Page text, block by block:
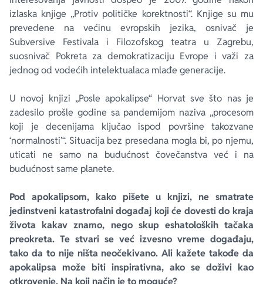
izlaska knjige „Protiv političke korektnosti“. Knjige su mu
prevedene na većinu evropskih jezika, osnivač je
Subversive Festivala i Filozofskog teatra u Zagrebu,
suosnivač Pokreta za demokratizaciju Evrope i važi za
jednog od vodećih intelektualaca mlađe generacije.
U novoj knjizi „Posle apokalipse“ Horvat sve što nas je
zadesilo prošle godine sa pandemijom naziva „procesom
koji je decenijama ključao ispod površine takozvane
‘normalnosti’“. Situacija bez presedana mogla bi, po njemu,
uticati ne samo na budućnost čovečanstva već i na
budućnost same planete.
Pod apokalipsom, kako pišete u knjizi, ne smatrate
jedinstveni katastrofalni događaj koji će dovesti do kraja
života kakav znamo, nego skup eshatoloških tačaka
preokreta. Te stvari se već izvesno vreme događaju,
tako da to nije ništa neočekivano. Ali kažete takođe da
apokalipsa može biti inspirativna, ako se doživi kao
otkrovenje. Na koji način je to moguće?